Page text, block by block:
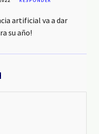
artificial va a dar
su año!